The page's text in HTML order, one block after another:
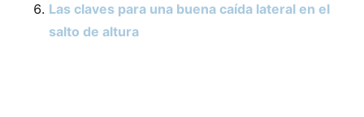
Las claves para una buena caída lateral en el
salto de altura